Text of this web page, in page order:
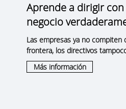
Aprende a dirigir
negocio
Las empresas ya no compiten
frontera, los directivos
Más información